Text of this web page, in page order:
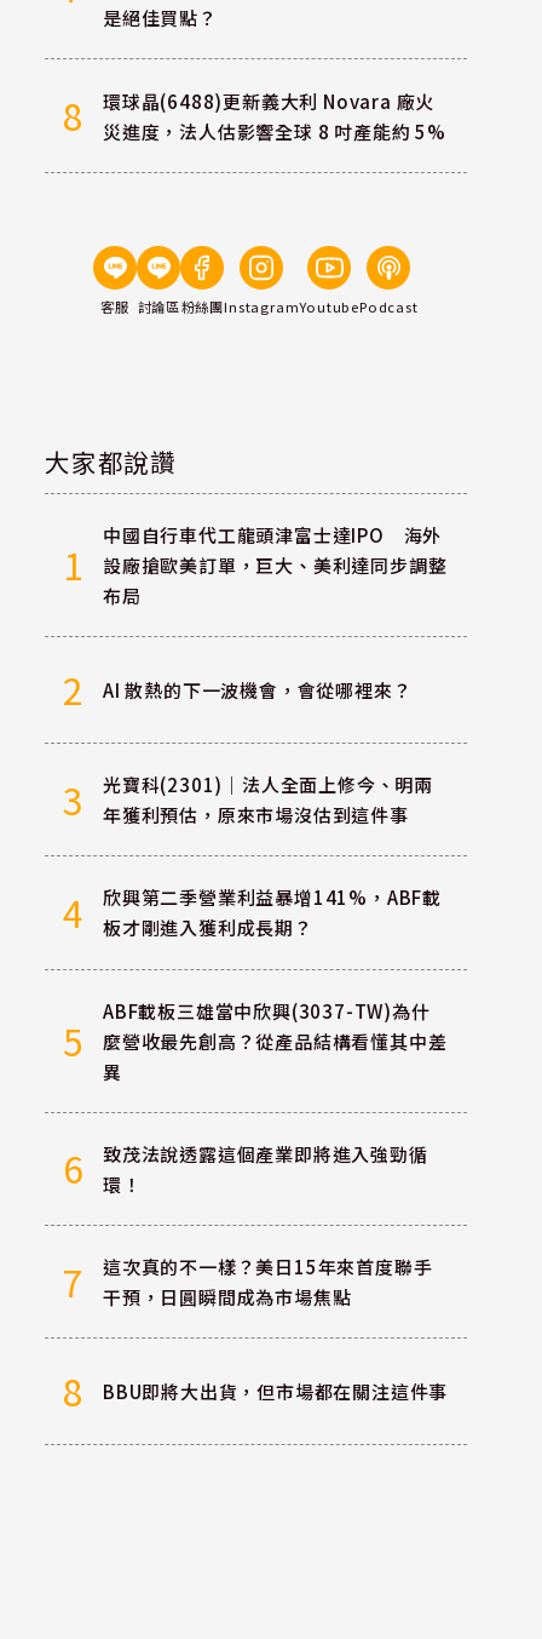
是絕佳買點？
8
環球晶(6488)更新義大利 Novara 廠火
災進度，法人估影響全球 8 吋產能約 5%
客服 討論區粉絲團InstagramYoutubePodcast
大家都說讚
1
中國自行車代工龍頭津富士達IPO 海外
設廠搶歐美訂單，巨大、美利達同步調整
布局
2 AI 散熱的下一波機會，會從哪裡來？
3
光寶科(2301)｜法人全面上修今、明兩
年獲利預估，原來市場沒估到這件事
4
欣興第二季營業利益暴增141%，ABF載
板才剛進入獲利成長期？
5
ABF載板三雄當中欣興(3037-TW)為什
麼營收最先創高？從產品結構看懂其中差
異
6
致茂法說透露這個產業即將進入強勁循
環！
7
這次真的不一樣？美日15年來首度聯手
干預，日圓瞬間成為市場焦點
8 BBU即將大出貨，但市場都在關注這件事